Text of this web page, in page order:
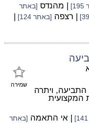
| מהנדס [באתר
| רצפה [באתר 124]
|
שמירה
התביעה, ויתרה
המקצועית
| אי התאמה [באתר